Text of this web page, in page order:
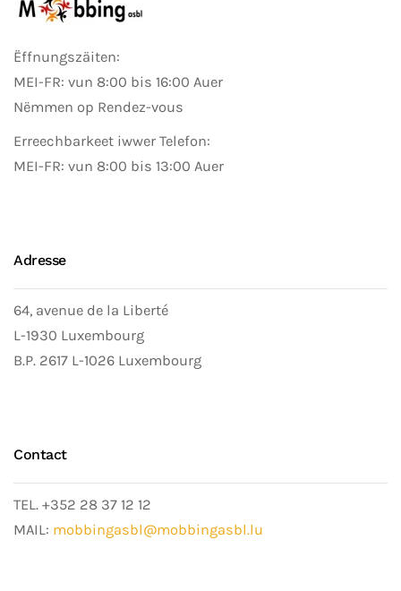
Ëffnungszäiten:
MEI-FR: vun 8:00 bis 16:00 Auer
Nëmmen op Rendez-vous
Erreechbarkeet iwwer Telefon:
MEI-FR: vun 8:00 bis 13:00 Auer
Adresse
64, avenue de la Liberté
L-1930 Luxembourg
B.P. 2617 L-1026 Luxembourg
Contact
TEL. +352 28 37 12 12
MAIL: mobbingasbl@mobbingasbl.lu